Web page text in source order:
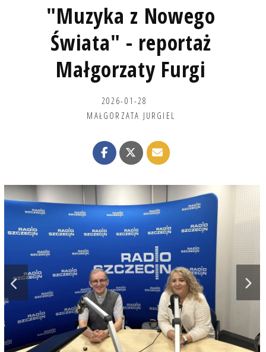
"Muzyka z Nowego
Świata" - reportaż
Małgorzaty Furgi
2026-01-28
MAŁGORZATA JURGIEL